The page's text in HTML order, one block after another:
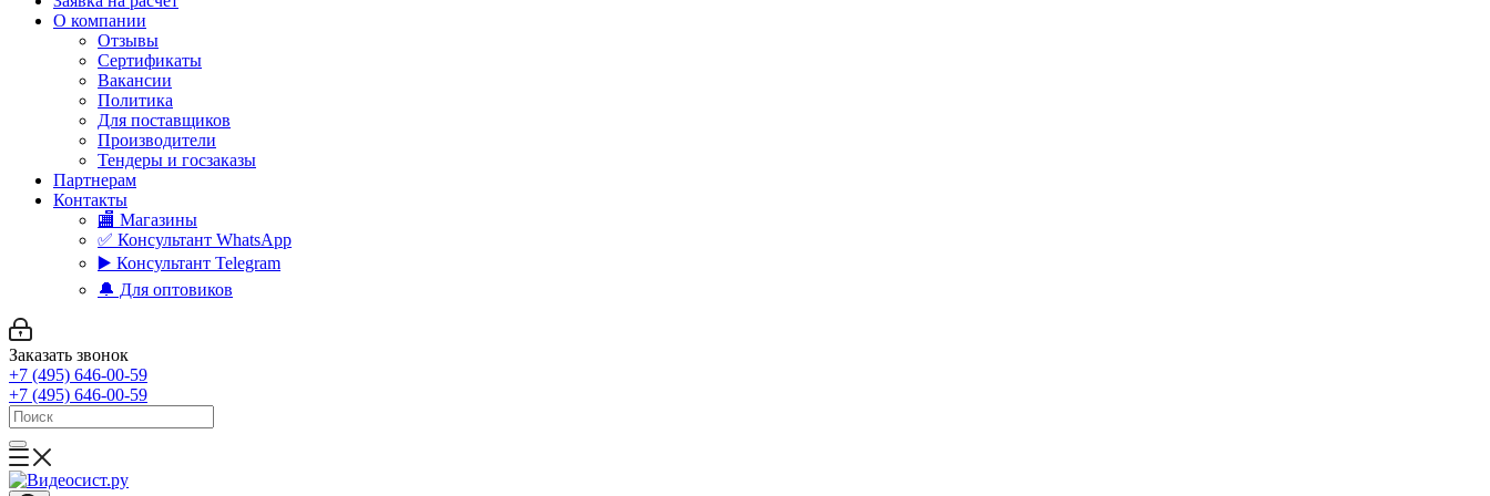
О компании
Отзывы
Сертификаты
Вакансии
Политика
Для поставщиков
Производители
Тендеры и госзаказы
Партнерам
Контакты
🏬 Магазины
✅️ Консультант WhatsApp
▶️ Консультант Telegram
🔔 Для оптовиков
Заказать звонок
+7 (495) 646-00-59
+7 (495) 646-00-59